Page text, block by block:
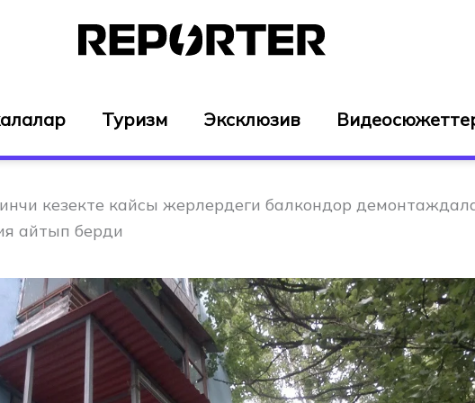
Туризм Эксклюзив
кезекте кайсы жерлердеги балкондор
айтып берди